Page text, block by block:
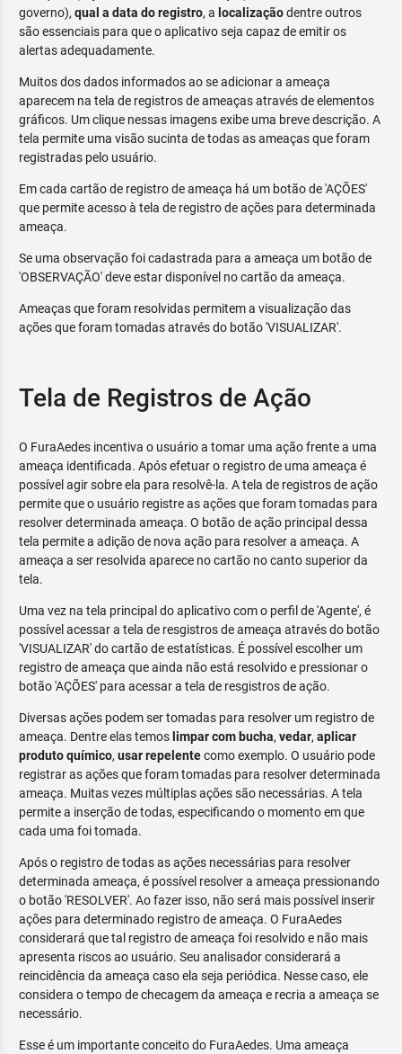
governo), qual a data do registro, a localizaçãodentre outros
são essenciais para que o aplicativo seja capaz de emitir os
alertas adequadamente.
Muitos dos dados informados ao se adicionar a ameaça
aparecem na tela de registros de ameaças através de elementos
gráficos. Um clique nessas imagens exibe uma breve descrição. A
tela permite uma visão sucinta de todas as ameaças que foram
registradas pelo usuário.
Em cada cartão de registro de ameaça há um botão de 'AÇÕES'
que permite acesso à tela de registro de ações para determinada
ameaça.
Se uma observação foi cadastrada para a ameaça um botão de
'OBSERVAÇÃO' deve estar disponível no cartão da ameaça.
Ameaças que foram resolvidas permitem a visualização das
ações que foram tomadas através do botão 'VISUALIZAR'.
Tela de Registros de Ação
O FuraAedes incentiva o usuário a tomar uma ação frente a uma
ameaça identificada. Após efetuar o registro de uma ameaça é
possível agir sobre ela para resolvê-la. A tela de registros de ação
permite que o usuário registre as ações que foram tomadas para
resolver determinada ameaça. O botão de ação principal dessa
tela permite a adição de nova ação para resolver a ameaça. A
ameaça a ser resolvida aparece no cartão no canto superior da
tela.
Uma vez na tela principal do aplicativo com o perfil de 'Agente', é
possível acessar a tela de resgistros de ameaça através do botão
'VISUALIZAR' do cartão de estatísticas. É possível escolher um
registro de ameaça que ainda não está resolvido e pressionar o
botão 'AÇÕES' para acessar a tela de resgistros de ação.
Diversas ações podem ser tomadas para resolver um registro de
ameaça. Dentre elas temos limpar com bucha, vedar, aplicar
produto químico, usar repelentecomo exemplo. O usuário pode
registrar as ações que foram tomadas para resolver determinada
ameaça. Muitas vezes múltiplas ações são necessárias. A tela
permite a inserção de todas, especificando o momento em que
cada uma foi tomada.
Após o registro de todas as ações necessárias para resolver
determinada ameaça, é possível resolver a ameaça pressionando
o botão 'RESOLVER'. Ao fazer isso, não será mais possível inserir
ações para determinado registro de ameaça. O FuraAedes
considerará que tal registro de ameaça foi resolvido e não mais
apresenta riscos ao usuário. Seu analisador considerará a
reincidência da ameaça caso ela seja periódica. Nesse caso, ele
considera o tempo de checagem da ameaça e recria a ameaça se
necessário.
Esse é um importante conceito do FuraAedes. Uma ameaça